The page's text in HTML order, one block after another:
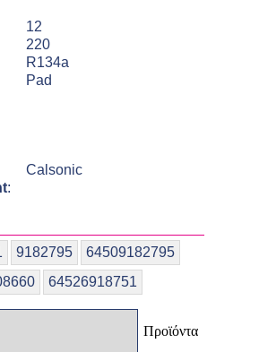
12
220
R134a
Pad
Calsonic
:
9182795
64509182795
64526918751
Προϊόντα